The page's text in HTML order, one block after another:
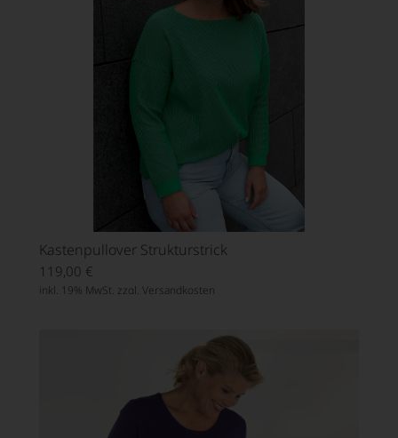
Kastenpullover Strukturstrick
119,00 €
inkl. 19% MwSt. zzgl. Versandkosten